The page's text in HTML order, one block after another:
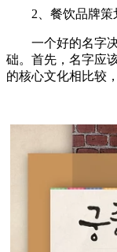
2、餐饮品牌策
一个好的名字决
础。首先，名字应
的核心文化相比较